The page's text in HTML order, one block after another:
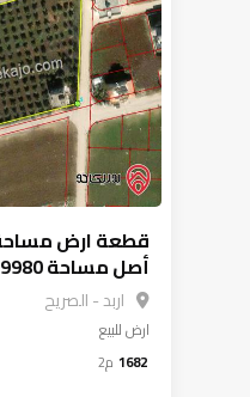
الصريحاربد - الصريح
ارضللبيع
1682 م2